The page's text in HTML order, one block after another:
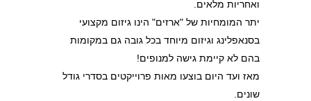
ואחריות מלאים.
יתר המומחיות של "ארזים" הינו גיזום מקצועי
בסנאפלינג וגיזום מיוחד בכל גובה גם במקומות
בהם לא קיימת גישה למנופים!
מאז ועד היום בוצעו מאות פרוייקטים בסדרי גודל
שונים.